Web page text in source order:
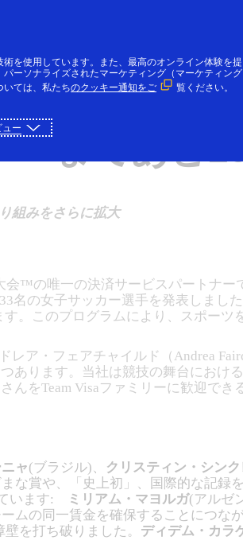
・個人事業主のお客様 VISAが
トのメンバ
™まであと
組みをさらに拡大
™の唯一の決済サービスパートナー
名の女子サッカー選手を発表しまし
。このプログラムにより、スポー
ア・フェアチャイルド（Andrea
あります。当社は競技の舞台におけ
をTeam Visaファミリーに歓迎で
ャ(ブラジル)、 クリスティン・シン
な賞や、「史上初」、国際的な記録を
います:
ミリアム・マヨルガ(アルゼ
ムの同一賃金を確保することにつなが
を打ち破りました。 ディデム・カラ
を使用しています。また、最高のオンライン体験を提
ーソナライズされたマーケティング（マーケティング
ては、私たちのクッキー通知をご 覧ください。
ー